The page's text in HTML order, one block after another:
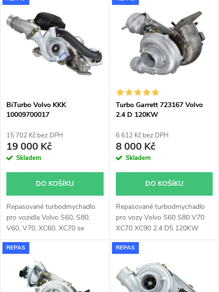
z
e
p
r
o
u
k
t
Nejdražší
Nejprodávanější
Abecedně
ý
s
p
r
o
d
u
k
BiTurbo Volvo KKK
10009700017
15 702 Kč bez DPH
19 000 Kč
Skladem
DO KOŠÍKU
Repasované turbodmychadlo
pro vozidla Volvo S60, S80,
V60, V70, XC60, XC70 se
120kW, 133kW, 140kW,
147kW, 151kW, 158kW,
162kW, 169kW
Turbo Garrett 723167 Volvo
2.4 D 120KW
6 612 Kč bez DPH
8 000 Kč
Skladem
DO KOŠÍKU
Repasované turbodmychadlo
pro vozy Volvo S60 S80 V70
XC70 XC90 2.4 D5 120KW
REPAS REPAS